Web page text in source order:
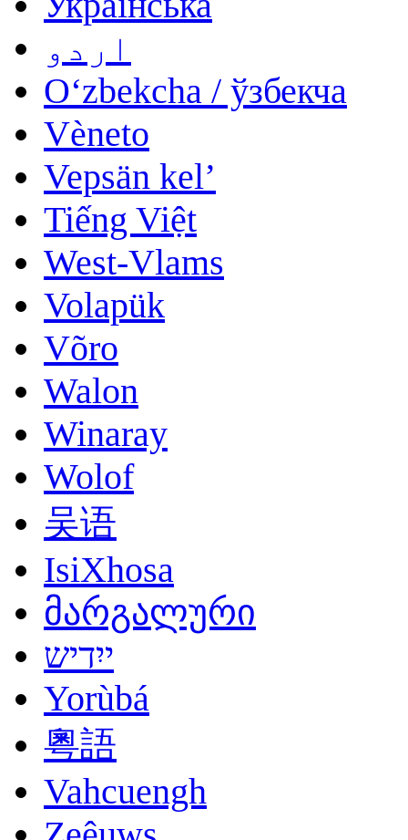
اردو
Oʻzbekcha / ўзбекча
Vèneto
Vepsän kel’
Tiếng Việt
West-Vlams
Volapük
Võro
Walon
Winaray
Wolof
吴语
IsiXhosa
მარგალური
ייִדיש
Yorùbá
粵語
Vahcuengh